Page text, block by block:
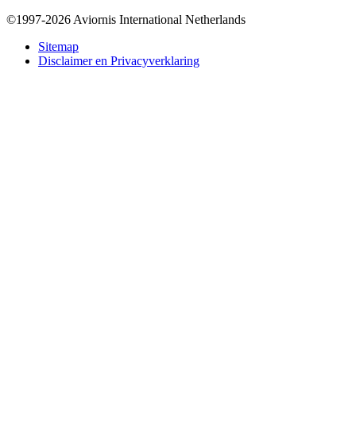
Bottom
©1997-2026 Aviornis International Netherlands
Sitemap
Disclaimer en Privacyverklaring